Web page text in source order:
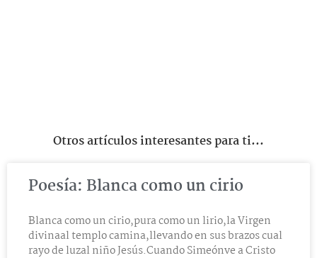
Otros artículos interesantes para ti...
Poesía: Blanca como un cirio
Blanca como un cirio,pura como un lirio,la Virgen
divinaal templo camina,llevando en sus brazos cual
rayo de luzal niño Jesús.Cuando Simeónve a Cristo